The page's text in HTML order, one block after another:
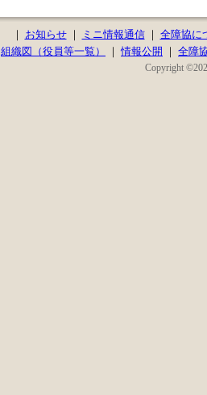
｜ お知らせ｜ ミニ情報通信｜ 全障協に
組織図（役員等一覧） ｜情報公開 ｜ 全障
Copyright